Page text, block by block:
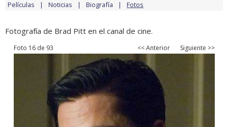
Películas Noticias Biografía Fotos
Fotografía de Brad Pitt en el canal de cine.
Foto 16 de 93 << Anterior Siguiente >>